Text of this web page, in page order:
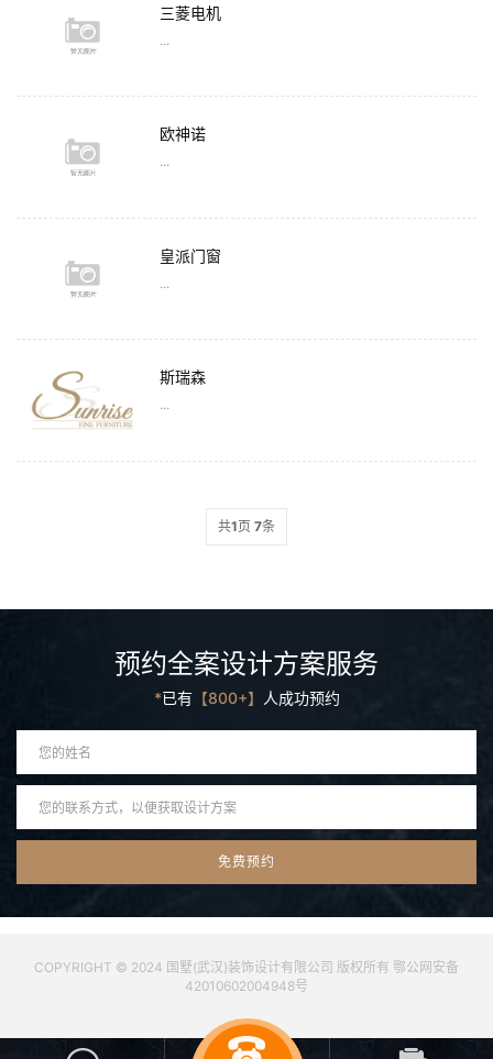
三菱电机
...
欧神诺
...
皇派门窗
...
斯瑞森
...
共1页 7条
预约全案设计方案服务
*已有【800+】 人成功预约
COPYRIGHT © 2024 国墅(武汉)装饰设计有限公司 版权所有 鄂公网安备
42010602004948号